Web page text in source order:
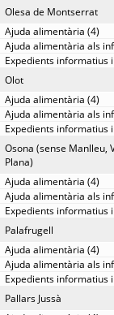
Olesa de Montserrat
Olot
Osona (sense Manlleu,
Plana)
Palafrugell
Pallars Jussà